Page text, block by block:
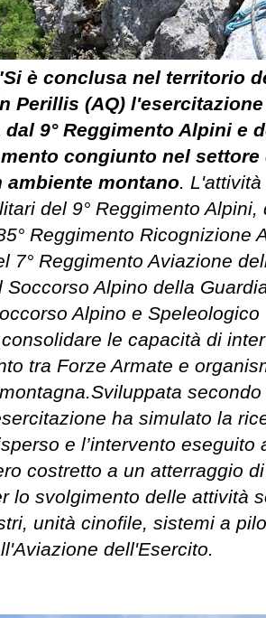
è conclusa nel territorio
Perillis (AQ) l'esercitazione
9° Reggimento Alpini e
congiunto nel settore
ambiente montano .
del 9° Reggimento Alpini,
Reggimento Ricognizione
7° Reggimento Aviazione
Soccorso Alpino della
Alpino e Speleologico
le capacità di
tra Forze Armate e
Sviluppata
ha simulato la
e l’intervento eseguito
costretto a un atterraggio
lo svolgimento delle attività
unità cinofile, sistemi a
dell'Esercito.